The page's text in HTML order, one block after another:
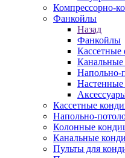
Компрессорно-
Фанкойлы
Назад
Фанкойлы
Напольно-
Кассетные
Напольно-
Колонные
Канальные
Пульты для